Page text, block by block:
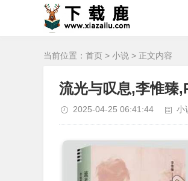
当前位置： 首页 > 小说 > 正文内容
流光与叹息,李惟臻
2025-04-25 06:41:44 小